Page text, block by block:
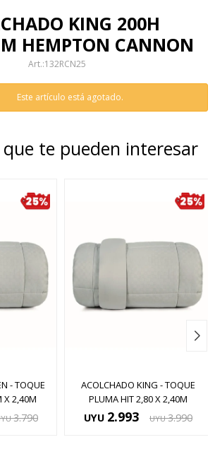
KING 200H
HEMPTON CANNON
132RCN25
Este artículo está agotado.
te pueden interesar
- TOQUE
X 2,40M
3.790
ACOLCHADO KING - TOQUE
PLUMA HIT 2,80 X 2,40M
UYU 2.993 UYU 3.990